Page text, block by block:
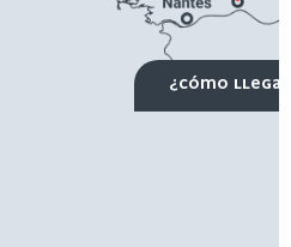
¿CÓMO LLEGAR?